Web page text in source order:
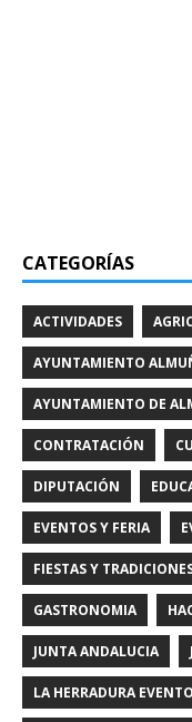
CATEGORÍAS
ACTIVIDADES
AYUNTAMIENTO
AYUNTAMIENTO DE
CONTRATACIÓN
DIPUTACIÓN
EVENTOS Y FERIA
FIESTAS Y
GASTRONOMIA
JUNTA ANDALUCIA
LA HERRADURA